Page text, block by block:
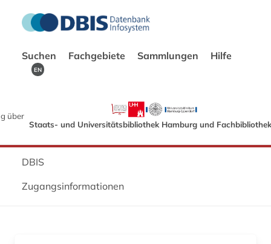
Suchen Fachgebiete Sammlungen Hilfe
EN
über
Staats- und Universitätsbibliothek Hamburg und
DBIS
Zugangsinformationen